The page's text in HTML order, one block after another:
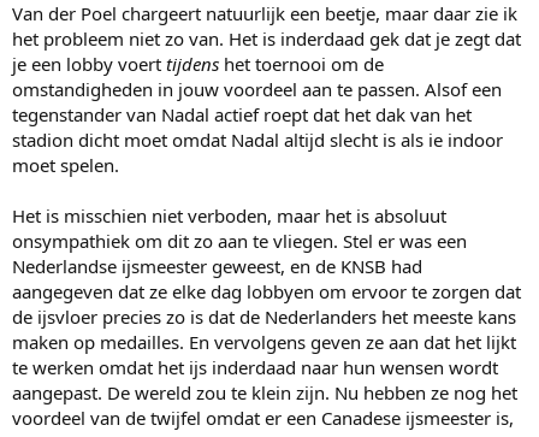
Van der Poel chargeert natuurlijk een beetje, maar daar zie ik
het probleem niet zo van. Het is inderdaad gek dat je zegt dat
je een lobby voert tijdens het toernooi om de
omstandigheden in jouw voordeel aan te passen. Alsof een
tegenstander van Nadal actief roept dat het dak van het
stadion dicht moet omdat Nadal altijd slecht is als ie indoor
moet spelen.
Het is misschien niet verboden, maar het is absoluut
onsympathiek om dit zo aan te vliegen. Stel er was een
Nederlandse ijsmeester geweest, en de KNSB had
aangegeven dat ze elke dag lobbyen om ervoor te zorgen dat
de ijsvloer precies zo is dat de Nederlanders het meeste kans
maken op medailles. En vervolgens geven ze aan dat het lijkt
te werken omdat het ijs inderdaad naar hun wensen wordt
aangepast. De wereld zou te klein zijn. Nu hebben ze nog het
voordeel van de twijfel omdat er een Canadese ijsmeester is,